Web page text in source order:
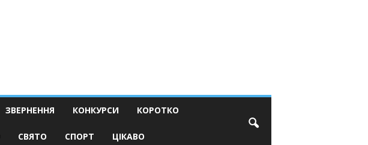
ЗВЕРНЕННЯ КОНКУРСИ КОРОТКО
СВЯТО СПОРТ ЦІКАВО